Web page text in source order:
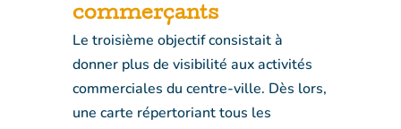
commerçants
Le troisième objectif consistait à
donner plus de visibilité aux activités
commerciales du centre-ville. Dès lors,
une carte répertoriant tous les